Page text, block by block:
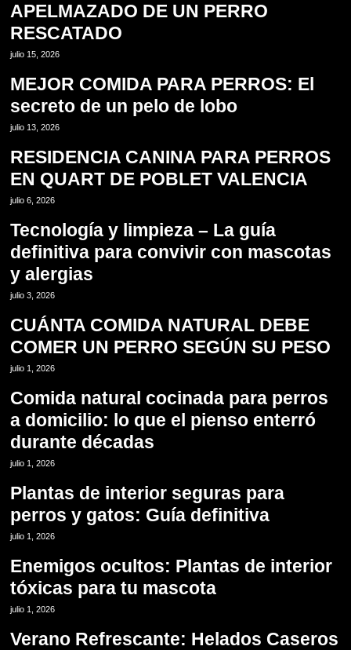
APELMAZADO DE UN PERRO
RESCATADO
julio 15, 2026
MEJOR COMIDA PARA PERROS: El
secreto de un pelo de lobo
julio 13, 2026
RESIDENCIA CANINA PARA PERROS
EN QUART DE POBLET VALENCIA
julio 6, 2026
Tecnología y limpieza – La guía
definitiva para convivir con mascotas
y alergias
julio 3, 2026
CUÁNTA COMIDA NATURAL DEBE
COMER UN PERRO SEGÚN SU PESO
julio 1, 2026 8
Comida natural cocinada para perros
a domicilio: lo que el pienso enterró
durante décadas
julio 1, 2026
Plantas de interior seguras para
perros y gatos: Guía definitiva
julio 1, 2026
Enemigos ocultos: Plantas de interior
tóxicas para tu mascota
julio 1, 2026
Verano Refrescante: Helados Caseros